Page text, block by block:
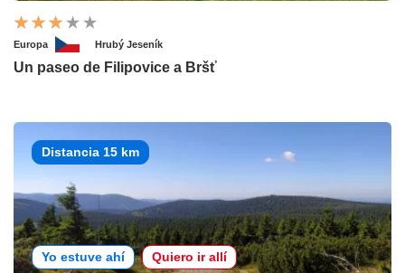
Europa Hrubý Jeseník
Un paseo de Filipovice a Bršť
Distancia 15 km
Yo estuve ahí Quiero ir allí